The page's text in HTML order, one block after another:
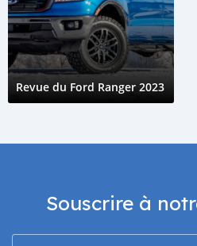
Revue du Ford Ranger 2023
Souscrire à